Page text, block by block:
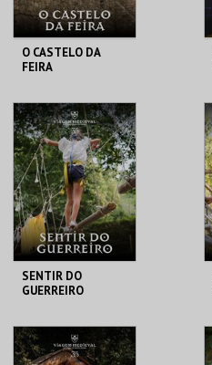
O CASTELO DA
FEIRA
SANTA MARIA DA
FEIRA
MAIS INFO
COMPRAR
SENTIR DO
GUERREIRO
SANTA MARIA DA
FEIRA